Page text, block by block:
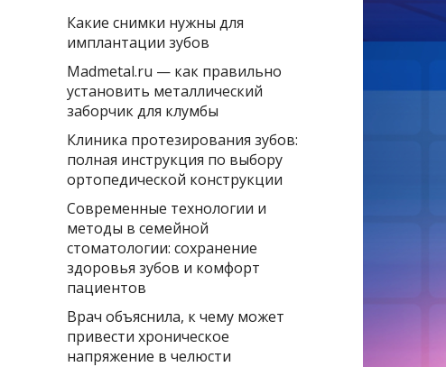
Какие снимки нужны для
имплантации зубов
Madmetal.ru — как правильно
установить металлический
заборчик для клумбы
Клиника протезирования зубов:
полная инструкция по выбору
ортопедической конструкции
Современные технологии и
методы в семейной
стоматологии: сохранение
здоровья зубов и комфорт
пациентов
Врач объяснила, к чему может
привести хроническое
напряжение в челюсти